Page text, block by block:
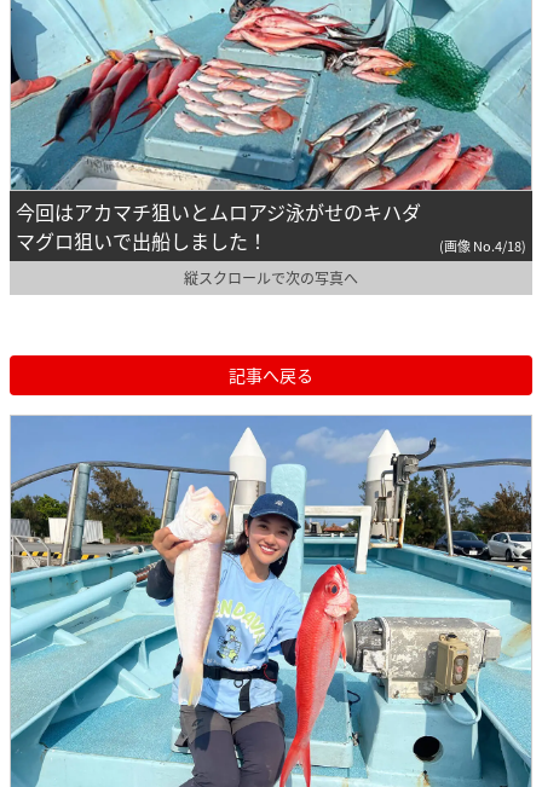
今回はアカマチ狙いとムロアジ泳がせのキハダ
マグロ狙いで出船しました！
(画像 No.4/18)
縦スクロールで次の写真へ
記事へ戻る